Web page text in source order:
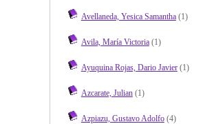
Avellaneda, Yesica Samantha(1)
Avila, María Victoria(1)
Ayuquina Rojas, Dario Javier(1)
Azcarate, Julian(1)
Azpiazu, Gustavo Adolfo(4)